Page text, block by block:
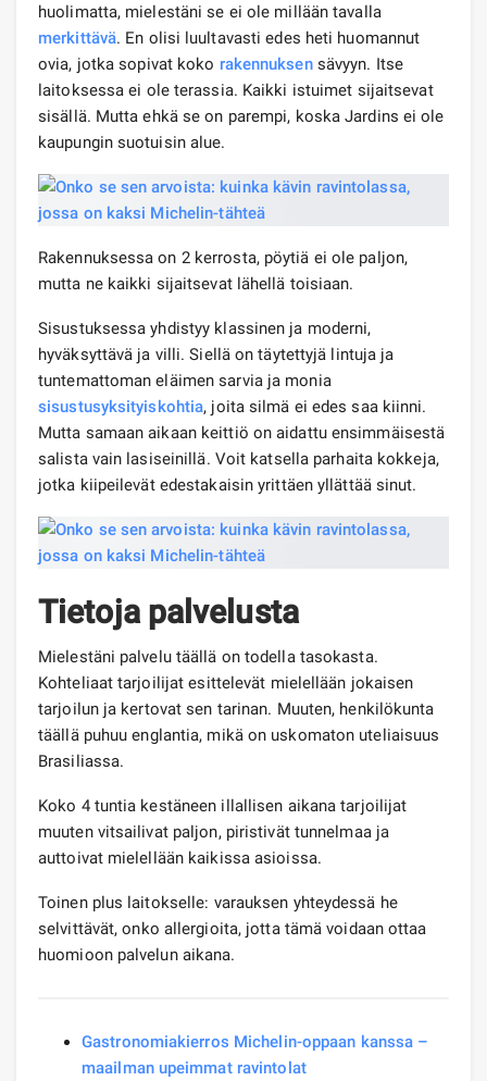
huolimatta, mielestäni se ei ole millään tavalla
merkittävä. En olisi luultavasti edes heti huomannut
ovia, jotka sopivat koko rakennuksensävyyn. Itse
laitoksessa ei ole terassia. Kaikki istuimet sijaitsevat
sisällä. Mutta ehkä se on parempi, koska Jardins ei ole
kaupungin suotuisin alue.
Rakennuksessa on 2 kerrosta, pöytiä ei ole paljon,
mutta ne kaikki sijaitsevat lähellä toisiaan.
Sisustuksessa yhdistyy klassinen ja moderni,
hyväksyttävä ja villi. Siellä on täytettyjä lintuja ja
tuntemattoman eläimen sarvia ja monia
sisustusyksityiskohtia, joita silmä ei edes saa kiinni.
Mutta samaan aikaan keittiö on aidattu ensimmäisestä
salista vain lasiseinillä. Voit katsella parhaita kokkeja,
jotka kiipeilevät edestakaisin yrittäen yllättää sinut.
Tietoja palvelusta
Mielestäni palvelu täällä on todella tasokasta.
Kohteliaat tarjoilijat esittelevät mielellään jokaisen
tarjoilun ja kertovat sen tarinan. Muuten, henkilökunta
täällä puhuu englantia, mikä on uskomaton uteliaisuus
Brasiliassa.
Koko 4 tuntia kestäneen illallisen aikana tarjoilijat
muuten vitsailivat paljon, piristivät tunnelmaa ja
auttoivat mielellään kaikissa asioissa.
Toinen plus laitokselle: varauksen yhteydessä he
selvittävät, onko allergioita, jotta tämä voidaan ottaa
huomioon palvelun aikana.
Gastronomiakierros Michelin-oppaan kanssa –
maailman upeimmat ravintolat